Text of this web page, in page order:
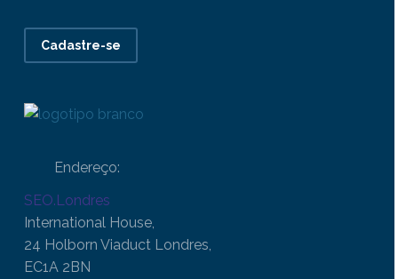
Cadastre-se
Endereço:
SEO.Londres
International House,
24 Holborn Viaduct Londres,
EC1A 2BN